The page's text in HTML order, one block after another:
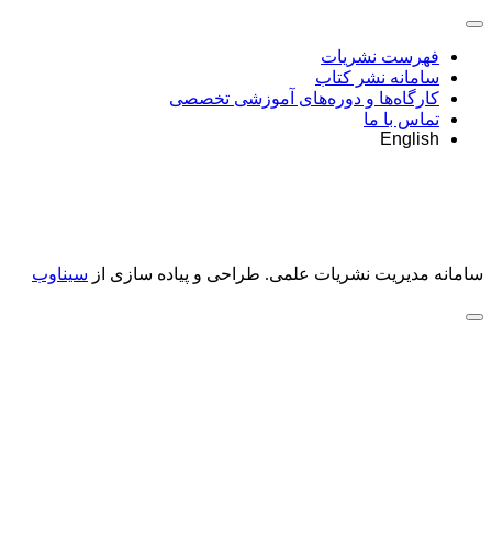
فهرست نشریات
سامانه نشر کتاب
کارگاه‌ها و دوره‌های آموزشی تخصصی
تماس با ما
English
سامانه مدیریت نشریات علمی. طراحی و پیاده سازی از سیناوب